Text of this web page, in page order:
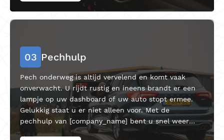
03 Pechhulp
Pech onderweg is altijd vervelend en komt vaak
onverwacht. U rijdt rustig en ineens brandt er een
lampje op uw dashboard of uw auto stopt ermee.
Gelukkig staat u er niet alleen voor. Met de
pechhulp van [company_name] bent u snel weer
onderweg, zonder zorgen.